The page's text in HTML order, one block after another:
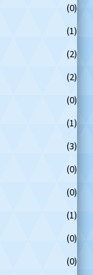
(0)
(1)
(2)
(2)
(0)
(1)
(3)
(0)
(0)
(1)
(0)
(0)